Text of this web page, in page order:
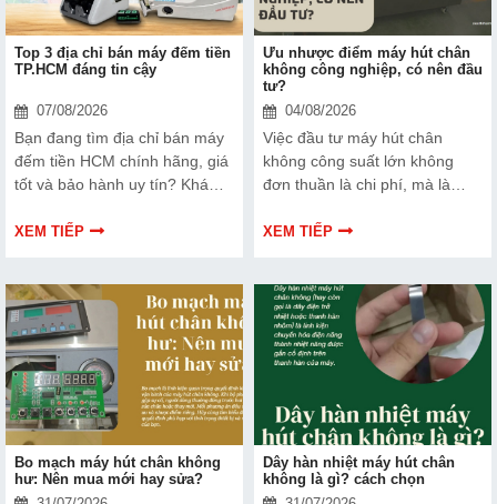
Top 3 địa chỉ bán máy đếm tiền
TP.HCM đáng tin cậy
07/08/2026
Bạn đang tìm địa chỉ bán máy
đếm tiền HCM chính hãng, giá
tốt và bảo hành uy tín? Khám
nhiều doanh nghiệp, cửa hàng
XEM TIẾP
Ưu nhược điểm máy hút chân
không công nghiệp, có nên đầu
tư?
04/08/2026
Việc đầu tư máy hút chân
không công suất lớn không
đơn thuần là chi phí, mà là
sản phẩm và nâng cao vị thế
điểm của thiết bị này để có
thêm thông tin và giúp bạn đưa
ra lựa chọn phù hợp, hiệu quả
hơn nhé!
XEM TIẾP
Bo mạch máy hút chân không
hư: Nên mua mới hay sửa?
Dây hàn nhiệt máy hút chân
không là gì? cách chọn